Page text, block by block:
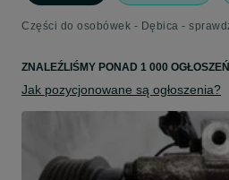
ZNALEŹLIŚMY PONAD 1 000 OGŁOSZEŃ
Jak pozycjonowane są ogłoszenia?